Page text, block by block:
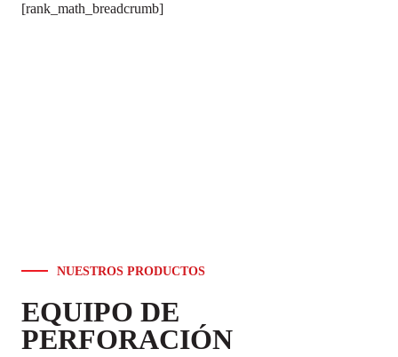
[rank_math_breadcrumb]
NUESTROS PRODUCTOS
EQUIPO DE
PERFORACIÓN